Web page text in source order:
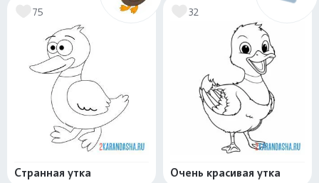
75
Странная утка
32
Очень красивая утка